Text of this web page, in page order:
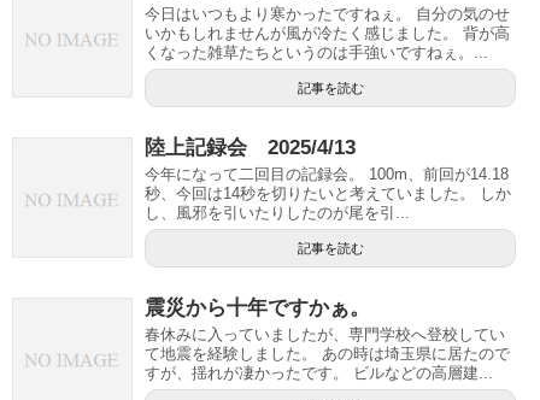
今日はいつもより寒かったですねぇ。 自分の気のせ
いかもしれませんが風が冷たく感じました。 背が高
くなった雑草たちというのは手強いですねぇ。...
記事を読む
陸上記録会 2025/4/13
今年になって二回目の記録会。 100m、前回が14.18
秒、今回は14秒を切りたいと考えていました。 しか
し、風邪を引いたりしたのが尾を引...
記事を読む
震災から十年ですかぁ。
春休みに入っていましたが、専門学校へ登校してい
て地震を経験しました。 あの時は埼玉県に居たので
すが、揺れが凄かったです。 ビルなどの高層建...